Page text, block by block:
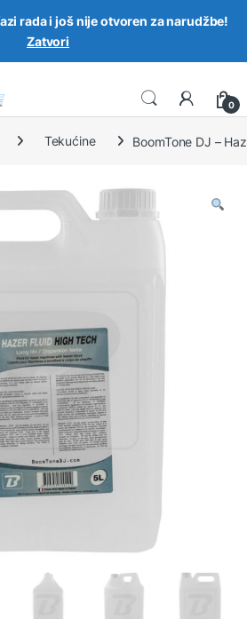
0
Tekućine BoomTone DJ –
rada i još nije otvoren za narudžbe!
Zatvori